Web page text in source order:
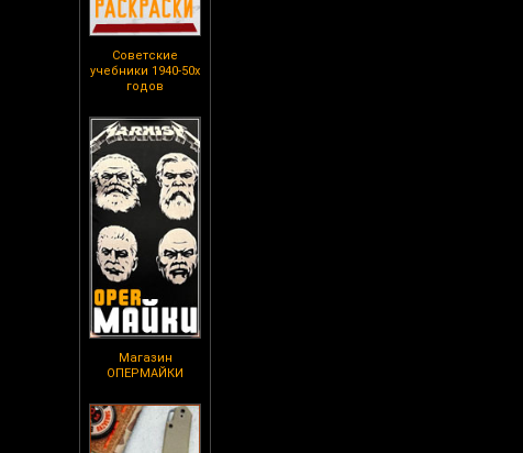
Советские
учебники 1940-50х
годов
Магазин
ОПЕРМАЙКИ